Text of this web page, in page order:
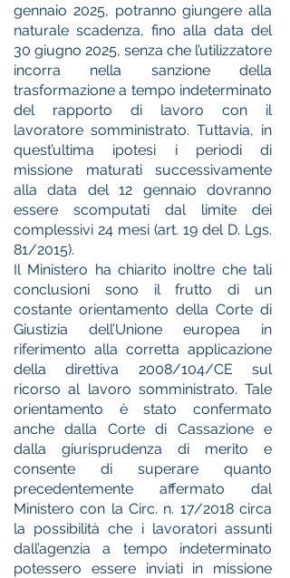
gennaio 2025, potranno giungere alla
naturale scadenza, fino alla data del
30 giugno 2025, senza che l’utilizzatore
incorra nella sanzione della
trasformazione a tempo indeterminato
del rapporto di lavoro con il
lavoratore somministrato. Tuttavia, in
quest’ultima ipotesi i periodi di
missione maturati successivamente
alla data del 12 gennaio dovranno
essere scomputati dal limite dei
complessivi 24 mesi (art. 19 del D. Lgs.
81/2015).
Il Ministero ha chiarito inoltre che tali
conclusioni sono il frutto di un
costante orientamento della Corte di
Giustizia dell’Unione europea in
riferimento alla corretta applicazione
della direttiva 2008/104/CE sul
ricorso al lavoro somministrato. Tale
orientamento è stato confermato
anche dalla Corte di Cassazione e
dalla giurisprudenza di merito e
consente di superare quanto
precedentemente affermato dal
Ministero con la Circ. n. 17/2018 circa
la possibilità che i lavoratori assunti
dall’agenzia a tempo indeterminato
potessero essere inviati in missione